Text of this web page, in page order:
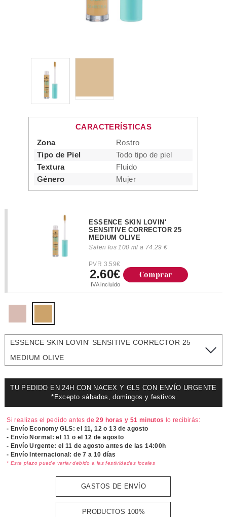
CARACTERÍSTICAS
Zona
Rostro
Tipo de Piel
Todo tipo de piel
Textura
Fluido
Género
Mujer
ESSENCE SKIN LOVIN'
SENSITIVE CORRECTOR 25
MEDIUM OLIVE
Salen los 100 ml a 74.29 €
PVR 3.59€
2.60€
IVA incluido
Comprar
ESSENCE SKIN LOVIN' SENSITIVE CORRECTOR 25
MEDIUM OLIVE
TU PEDIDO EN 24H CON NACEX Y GLS CON ENVÍO URGENTE
*Excepto sábados, domingos y festivos
Si realizas el pedido antes de29 horas y 51 minutos lo recibirás:
- Envío Economy GLS: el 11, 12 o 13 de agosto
- Envío Normal: el 11 o el 12 de agosto
- Envío Urgente: el11 de agosto antes de las 14:00h
- Envío Internacional: de 7 a 10 días
* Este plazo puede variar debido a las festividades locales
GASTOS DE ENVÍO
PRODUCTOS 100%